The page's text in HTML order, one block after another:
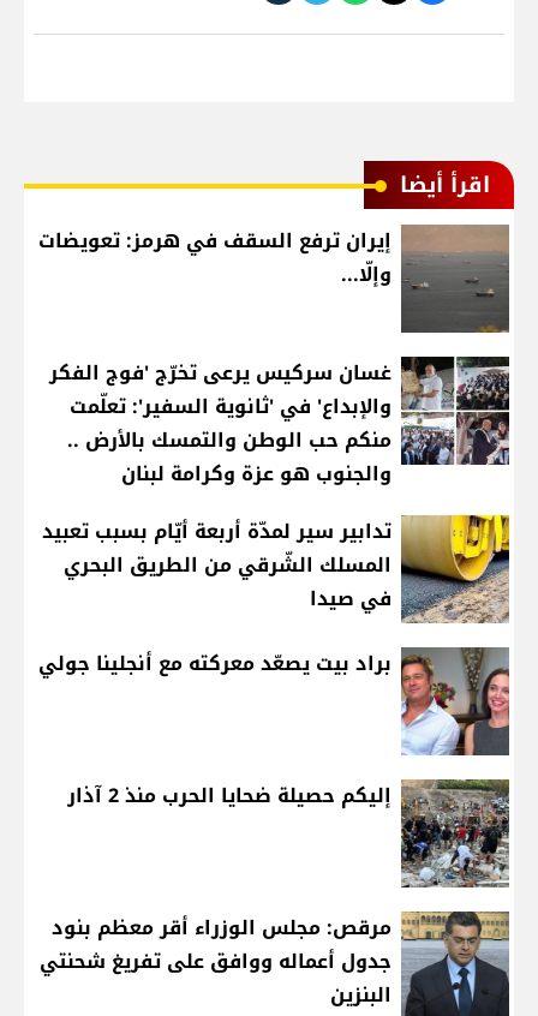
اقرأ أيضا
إيران ترفع السقف في هرمز: تعويضات
وإلّا...
غسان سركيس يرعى تخرّج 'فوج الفكر
والإبداع' في 'ثانوية السفير': تعلّمت
منكم حب الوطن والتمسك بالأرض ..
والجنوب هو عزة وكرامة لبنان
تدابير سير لمدّة أربعة أيّام بسبب تعبيد
المسلك الشّرقي من الطريق البحري
في صيدا
براد بيت يصعّد معركته مع أنجلينا جولي
إليكم حصيلة ضحايا الحرب منذ 2 آذار
مرقص: مجلس الوزراء أقر معظم بنود
جدول أعماله ووافق على تفريغ شحنتي
البنزين